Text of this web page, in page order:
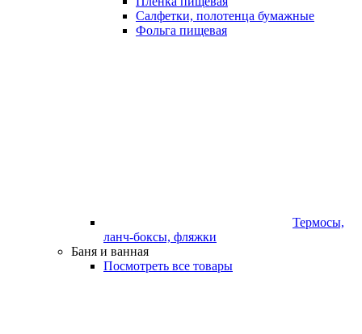
Салфетки, полотенца бумажные
Фольга пищевая
Термосы,
ланч-боксы, фляжки
Баня и ванная
Посмотреть все товары